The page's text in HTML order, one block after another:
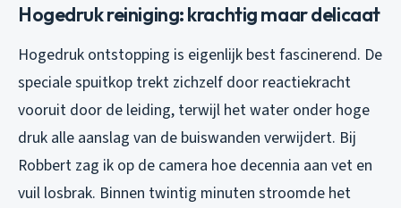
Hogedruk reiniging: krachtig maar delicaat
Hogedruk ontstopping is eigenlijk best fascinerend. De
speciale spuitkop trekt zichzelf door reactiekracht
vooruit door de leiding, terwijl het water onder hoge
druk alle aanslag van de buiswanden verwijdert. Bij
Robbert zag ik op de camera hoe decennia aan vet en
vuil losbrak. Binnen twintig minuten stroomde het